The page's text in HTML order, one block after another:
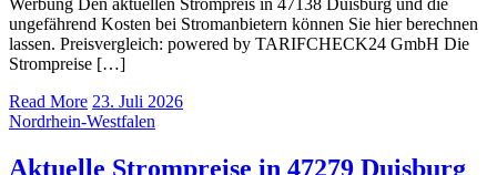
Werbung Den aktuellen Strompreis in 47138 Duisburg und die
ungefährend Kosten bei Stromanbietern können Sie hier berechnen
lassen. Preisvergleich: powered by TARIFCHECK24 GmbH Die
Strompreise […]
Read More 23. Juli 2026
Nordrhein-Westfalen
Aktuelle Strompreise in 47279 Duisburg